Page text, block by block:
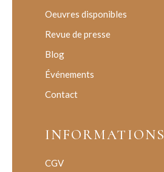
Oeuvres disponibles
Revue de presse
Blog
Événements
Contact
INFORMATIONS
CGV